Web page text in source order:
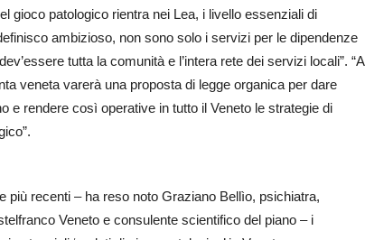
gioco patologico rientra nei Lea, i livello essenziali di
ambizioso, non sono solo i servizi per le dipendenze
tutta la comunità e l’intera rete dei servizi locali”. “A
veneta varerà una proposta di legge organica per dare
e rendere così operative in tutto il Veneto le strategie di
più recenti – ha reso noto Graziano Bellìo, psichiatra,
Veneto e consulente scientifico del piano – i